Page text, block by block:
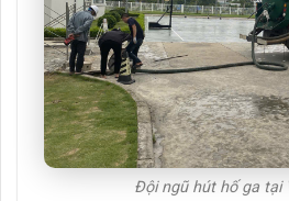
Đội ngũ hút hố ga tại